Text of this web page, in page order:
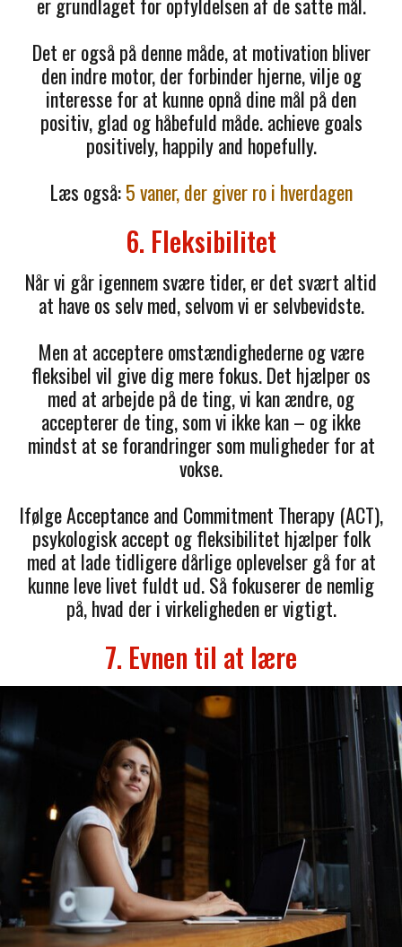
Det er også på denne måde, at motivation bliver
den indre motor, der forbinder hjerne, vilje og
interesse for at kunne opnå dine mål på den
positiv, glad og håbefuld måde. achieve goals
positively, happily and hopefully.
Læs også:5 vaner, der giver ro i hverdagen
6. Fleksibilitet
Når vi går igennem svære tider, er det svært altid
at have os selv med, selvom vi er selvbevidste.
Men at acceptere omstændighederne og være
fleksibel vil give dig mere fokus. Det hjælper os
med at arbejde på de ting, vi kan ændre, og
accepterer de ting, som vi ikke kan – og ikke
mindst at se forandringer som muligheder for at
vokse.
Ifølge Acceptance and Commitment Therapy (ACT),
psykologisk accept og fleksibilitet hjælper folk
med at lade tidligere dårlige oplevelser gå for at
kunne leve livet fuldt ud. Så fokuserer de nemlig
på, hvad der i virkeligheden er vigtigt.
7. Evnen til at lære